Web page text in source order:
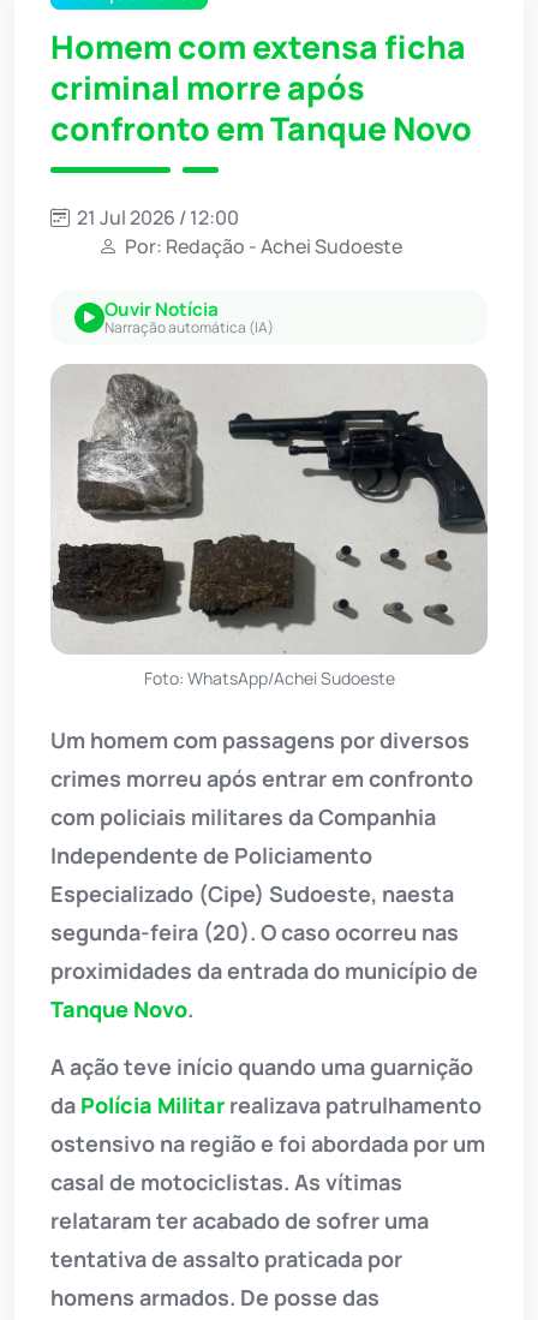
Homem com extensa ficha
criminal morre após
confronto em Tanque Novo
21 Jul 2026 / 12:00
Por: Redação - Achei Sudoeste
Ouvir Notícia
Narração automática (IA)
Foto: WhatsApp/Achei Sudoeste
Um homem com passagens por diversos
crimes morreu após entrar em confronto
com policiais militares da Companhia
Independente de Policiamento
Especializado (Cipe) Sudoeste, naesta
segunda-feira (20). O caso ocorreu nas
proximidades da entrada do município de
Tanque Novo.
A ação teve início quando uma guarnição
da Polícia Militar realizava patrulhamento
ostensivo na região e foi abordada por um
casal de motociclistas. As vítimas
relataram ter acabado de sofrer uma
tentativa de assalto praticada por
homens armados. De posse das